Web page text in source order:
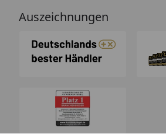
Auszeichnungen